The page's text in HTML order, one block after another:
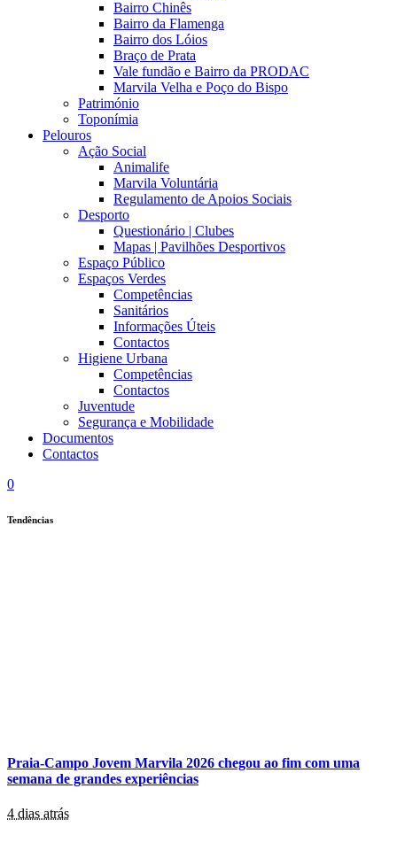
Bairro Chinês
Bairro da Flamenga
Bairro dos Lóios
Braço de Prata
Vale fundão e Bairro da PRODAC
Marvila Velha e Poço do Bispo
Património
Toponímia
Pelouros
Ação Social
Animalife
Marvila Voluntária
Regulamento de Apoios Sociais
Desporto
Questionário | Clubes
Mapas | Pavilhões Desportivos
Espaço Público
Espaços Verdes
Competências
Sanitários
Informações Úteis
Contactos
Higiene Urbana
Competências
Contactos
Juventude
Segurança e Mobilidade
Documentos
Contactos
0
Tendências
Praia-Campo Jovem Marvila 2026 chegou ao fim com uma
semana de grandes experiências
4 dias atrás